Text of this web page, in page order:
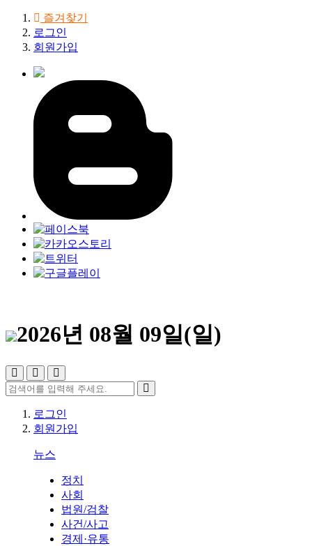
즐겨찾기
로그인
회원가입
2026년 08월 09일(일)
로그인
회원가입
뉴스
정치
사회
법원/검찰
사건/사고
경제·유통